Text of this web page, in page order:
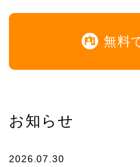
無料
お知らせ
2026.07.30